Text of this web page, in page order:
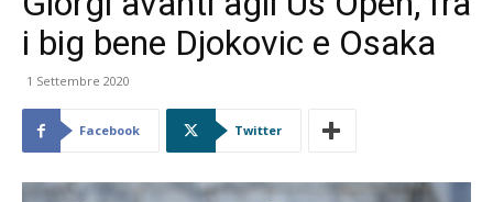
i big bene Djokovic e Osaka
1 Settembre 2020
Facebook Twitter